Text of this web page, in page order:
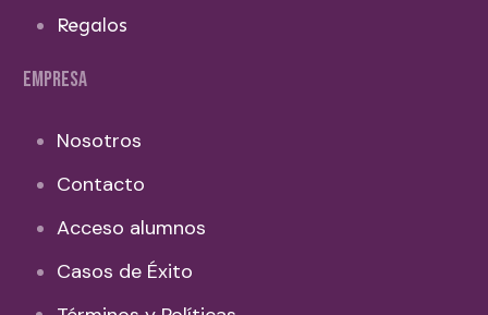
Regalos
EMPRESA
Nosotros
Contacto
Acceso alumnos
Casos de Éxito